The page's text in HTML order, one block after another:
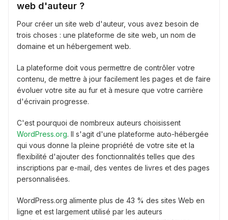
web d'auteur ?
Pour créer un site web d'auteur, vous avez besoin de
trois choses : une plateforme de site web, un nom de
domaine et un hébergement web.
La plateforme doit vous permettre de contrôler votre
contenu, de mettre à jour facilement les pages et de faire
évoluer votre site au fur et à mesure que votre carrière
d'écrivain progresse.
C'est pourquoi de nombreux auteurs choisissent
WordPress.org. Il s'agit d'une plateforme auto-hébergée
qui vous donne la pleine propriété de votre site et la
flexibilité d'ajouter des fonctionnalités telles que des
inscriptions par e-mail, des ventes de livres et des pages
personnalisées.
WordPress.org alimente plus de 43 % des sites Web en
ligne et est largement utilisé par les auteurs